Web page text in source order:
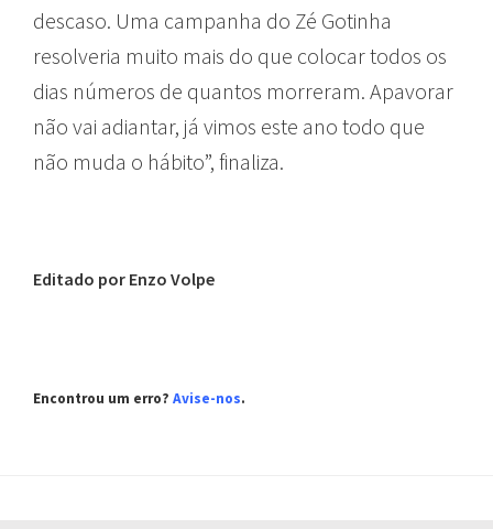
descaso. Uma campanha do Zé Gotinha
resolveria muito mais do que colocar todos os
dias números de quantos morreram. Apavorar
não vai adiantar, já vimos este ano todo que
não muda o hábito”, finaliza.
Editado por Enzo Volpe
Encontrou um erro? Avise-nos.